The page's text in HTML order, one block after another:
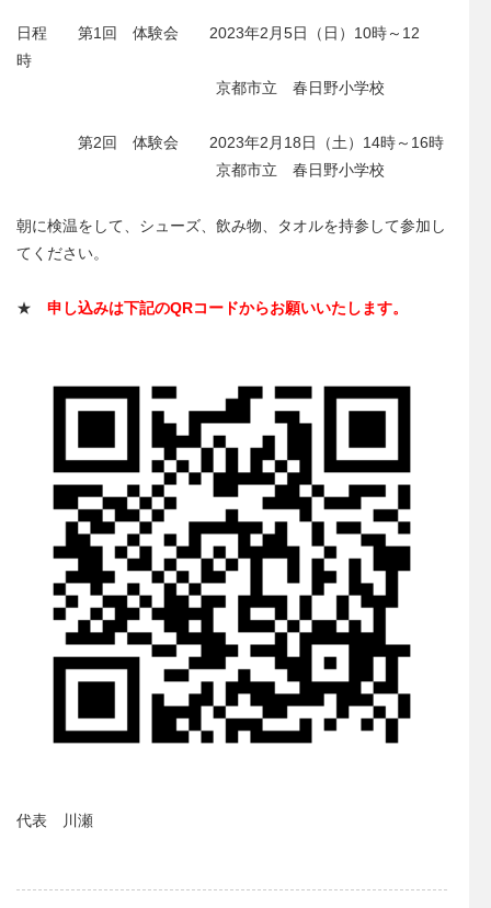
日程 第1回 体験会 2023年2月5日（日）10時～12
時
京都市立 春日野小学校
第2回 体験会 2023年2月18日（土）14時～16時
京都市立 春日野小学校
朝に検温をして、シューズ、飲み物、タオルを持参して参加し
てください。
★ 申し込みは下記のQRコードからお願いいたします。
代表 川瀬